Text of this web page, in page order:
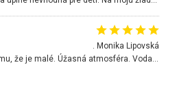
. Monika Lipovská
Úžasné prostredie, napriek tomu, že je malé. Úžasná atmosféra. Voda fantastická a nádherná. Ľudí je pomerne veľa, ale su mili a ohľaduplní. Je veľmi zaujímavé sledovať, ako dokážu spolu športovať cudzí ľudia a bez ohľadu na vek. Vládne tu pohoda. Vnuka neviem dostať z vody. Ďakujem za krásny deň . Urcite sa sem vrátim. Jediný problém je s parkovaním, ale aj ten sa mi podarilo vyriešiť. Monika Bratislava